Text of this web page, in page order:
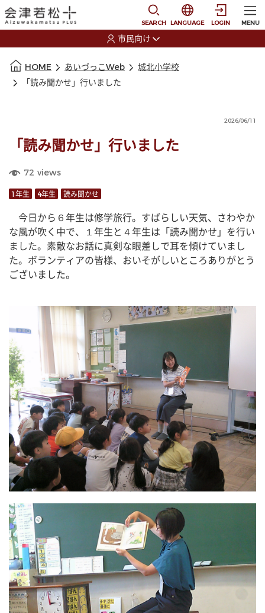
SEARCH
選択すると言語の切
LANGUAGE LOGIN MENU
市民向け
HOME あいづっこWeb
城北小学校
「読み聞かせ」行いました
2026/06/11
「読み聞かせ」行いました
72 views
1年生 4年生 読み聞かせ
今日から６年生は修学旅行。すばらしい天気、さわやか
な風が吹く中で、１年生と４年生は「読み聞かせ」を行い
ました。素敵なお話に真剣な眼差しで耳を傾けていまし
た。ボランティアの皆様、おいそがしいところありがとう
ございました。